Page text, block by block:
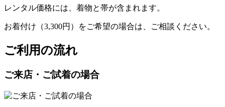
レンタル価格には、着物と帯が含まれます。
お着付け（3,300円）をご希望の場合は、ご相談ください。
ご利用の流れ
ご来店・ご試着の場合